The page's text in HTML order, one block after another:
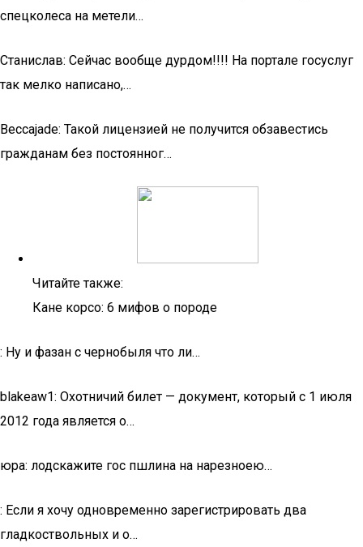
спецколеса на метели…
Станислав: Сейчас вообще дурдом!!!! На портале госуслуг
так мелко написано,…
Beccajade: Такой лицензией не получится обзавестись
гражданам без постоянног…
Читайте также:
Кане корсо: 6 мифов о породе
: Ну и фазан с чернобыля что ли…
blakeaw1: Охотничий билет — документ, который с 1 июля
2012 года является о…
юра: лодскажите гос пшлина на нарезноею…
: Если я хочу одновременно зарегистрировать два
гладкоствольных и о…